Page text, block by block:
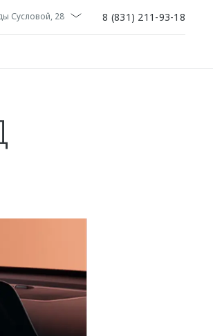
Сусловой, 28 8 (831) 211-93-18